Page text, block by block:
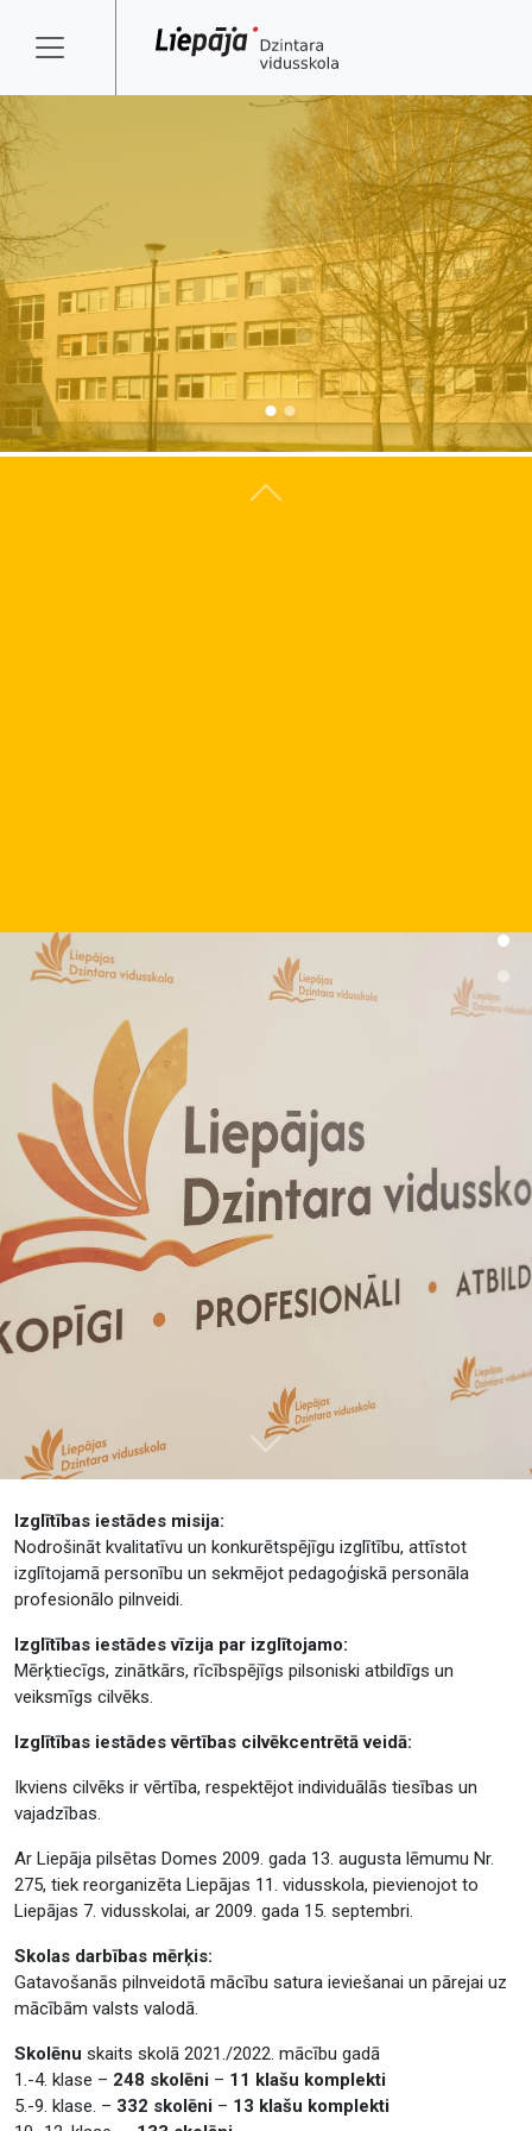
Atpakaļ
Tālāk
Izglītības iestādes misija:
Nodrošināt kvalitatīvu un konkurētspējīgu izglītību, attīstot
izglītojamā personību un sekmējot pedagoģiskā personāla
profesionālo pilnveidi.
Izglītības iestādes vīzija par izglītojamo:
Mērķtiecīgs, zinātkārs, rīcībspējīgs pilsoniski atbildīgs un
veiksmīgs cilvēks.
Izglītības iestādes vērtības cilvēkcentrētā veidā:
Ikviens cilvēks ir vērtība, respektējot individuālās tiesības un
vajadzības.
Ar Liepāja pilsētas Domes 2009. gada 13. augusta lēmumu Nr.
275, tiek reorganizēta Liepājas 11. vidusskola, pievienojot to
Liepājas 7. vidusskolai, ar 2009. gada 15. septembri.
Skolas darbības mērķis:
Gatavošanās pilnveidotā mācību satura ieviešanai un pārejai uz
mācībām valsts valodā.
Skolēnu skaits skolā 2021./2022. mācību gadā
1.-4. klase – 248 skolēni – 11 klašu komplekti
5.-9. klase. – 332 skolēni – 13 klašu komplekti